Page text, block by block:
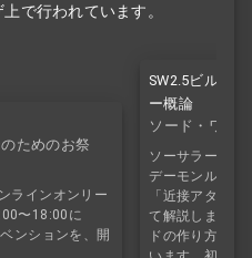
で行われています。
ためのお祭
ラインオンリー
〜18:00に
ンションを、開
SW2.5ビルド
ー概論
ソード・ワー
ソーサラー・フ
デーモンルーラ
「近接アタッ
て解説します。
ドの作り方を